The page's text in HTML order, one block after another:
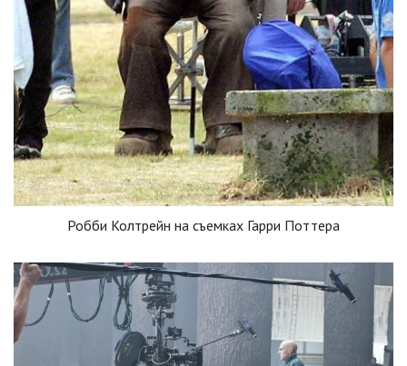
Робби Колтрейн на съемках Гарри Поттера